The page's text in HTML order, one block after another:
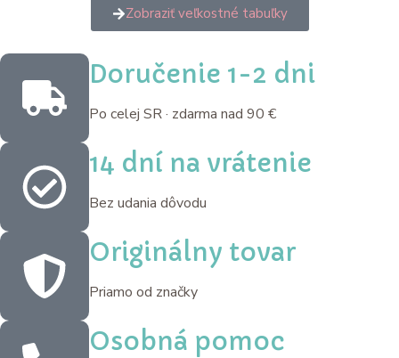
Zobraziť veľkostné tabuľky
Doručenie 1-2 dni
Po celej SR · zdarma nad 90 €
14 dní na vrátenie
Bez udania dôvodu
Originálny tovar
Priamo od značky
Osobná pomoc